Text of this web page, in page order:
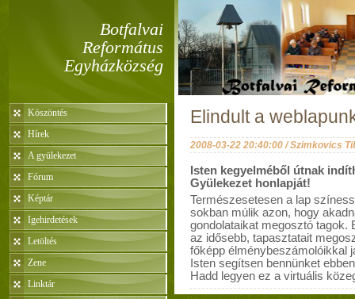
Botfalvai
Református
Egyházközség
Köszöntés
Hírek
A gyülekezet
Fórum
Képtár
Igehirdetések
Letöltés
Zene
Linktár
Elindult a
2008-03-22 20:40:00 / Szimkovics
Isten kegyelméből útnak
Gyülekezet honlapját!
Természesetesen a lap
sokban múlik azon, hogy
gondolataikat megosztó tagok.
az idősebb, tapasztatait
főképp élménybeszámolóikkal
Isten segítsen bennünket
Hadd legyen ez a virtuális